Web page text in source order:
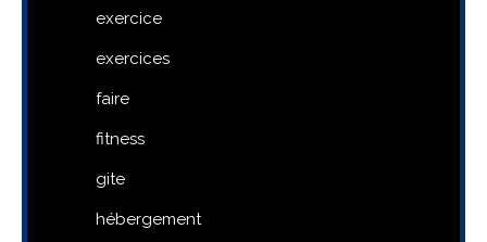
exercice
exercices
faire
fitness
gite
hébergement